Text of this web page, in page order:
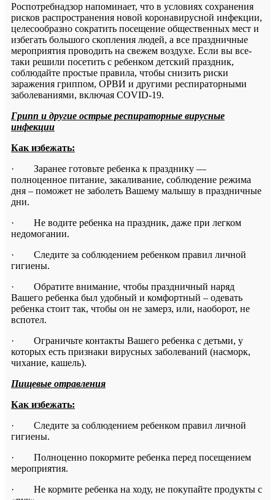
Роспотребнадзор напоминает, что в условиях сохранения
рисков распространения новой коронавирусной инфекции,
целесообразно сократить посещение общественных мест и
избегать большого скопления людей, а все праздничные
мероприятия проводить на свежем воздухе. Если вы все-
таки решили посетить с ребенком детский праздник,
соблюдайте простые правила, чтобы снизить риски
заражения гриппом, ОРВИ и другими респираторными
заболеваниями, включая COVID-19.
Грипп и другие острые респираторные вирусные
инфекции
Как избежать:
· Заранее готовьте ребенка к празднику —
полноценное питание, закаливание, соблюдение режима
дня – поможет не заболеть Вашему малышу в праздничные
дни.
· Не водите ребенка на праздник, даже при легком
недомогании.
· Следите за соблюдением ребенком правил личной
гигиены.
· Обратите внимание, чтобы праздничный наряд
Вашего ребенка был удобный и комфортный – одевать
ребенка стоит так, чтобы он не замерз, или, наоборот, не
вспотел.
· Ограничьте контакты Вашего ребенка с детьми, у
которых есть признаки вирусных заболеваний (насморк,
чихание, кашель).
Пищевые отравления
Как избежать:
· Следите за соблюдением ребенком правил личной
гигиены.
· Полноценно покормите ребенка перед посещением
мероприятия.
· Не кормите ребенка на ходу, не покупайте продукты с